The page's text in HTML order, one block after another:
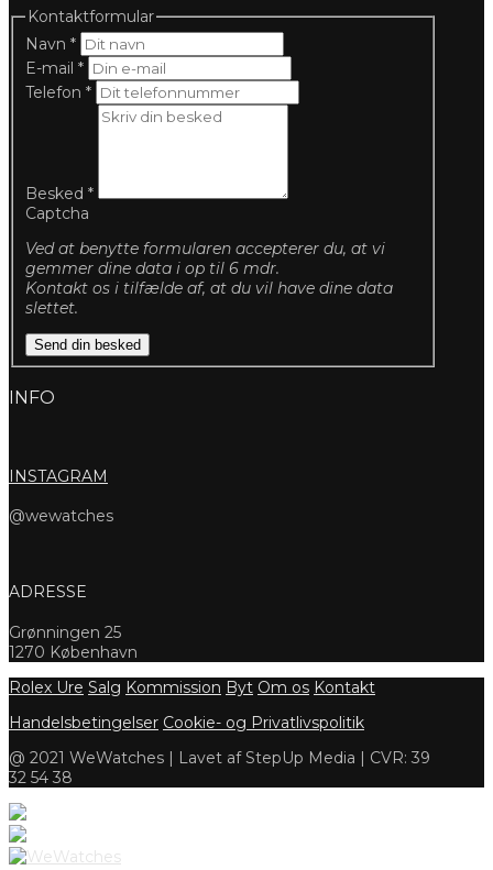
Kontaktformular
Navn *
E-mail *
Telefon *
Besked *
Captcha
Ved at benytte formularen accepterer du, at vi
gemmer dine data i op til 6 mdr.
Kontakt os i tilfælde af, at du vil have dine data
slettet.
Send din besked
INFO
INSTAGRAM
@wewatches
ADRESSE
Grønningen 25
1270 København
Rolex Ure Salg Kommission Byt Om os Kontakt
Handelsbetingelser Cookie- og Privatlivspolitik
@ 2021 WeWatches | Lavet af StepUp Media | CVR: 39
32 54 38